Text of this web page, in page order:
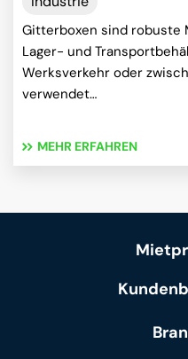
Gitterboxen sind robuste
Lager- und
Werksverkehr oder
verwendet…
MEHR ERFAHREN